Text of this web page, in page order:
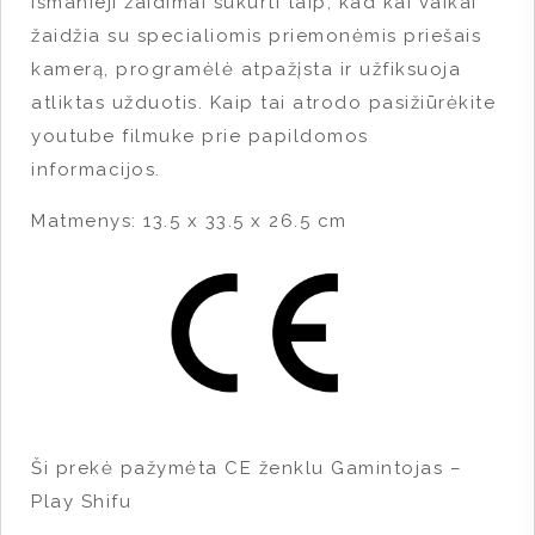
žaidžia su specialiomis priemonėmis priešais
kamerą, programėlė atpažįsta ir užfiksuoja
atliktas užduotis. Kaip tai atrodo pasižiūrėkite
youtube filmuke prie papildomos
informacijos.
Matmenys: 13.5 x 33.5 x 26.5 cm
Ši prekė pažymėta CE ženklu Gamintojas –
Play Shifu